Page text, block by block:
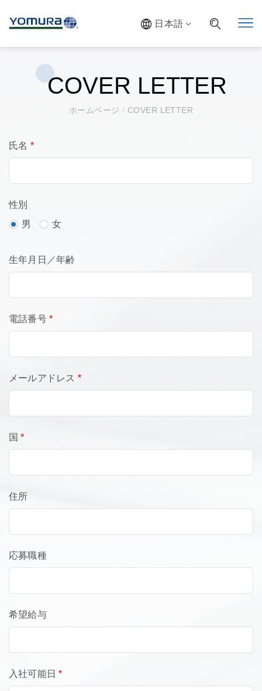
日本語
COVER LETTER
ホームページ / COVER LETTER
氏名 *
性別
男
女
生年月日／年齢
電話番号*
メールアドレス *
国*
住所
応募職種
希望給与
入社可能日*